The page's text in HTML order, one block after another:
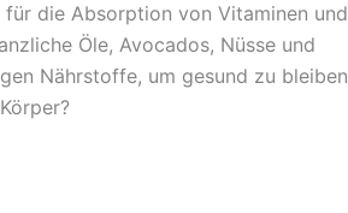
die Absorption von Vitaminen und
Öle, Avocados, Nüsse und
Nährstoffe, um gesund zu bleiben